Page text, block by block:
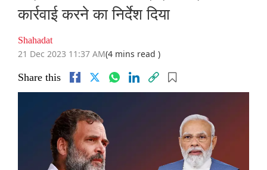
कार्रवाई करने का निर्देश दिया
Shahadat
21 Dec 2023 11:37 AM(4 mins read )
Share this